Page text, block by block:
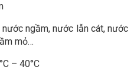
ngầm, nước lẫn cát, nước
mỏ…
– 40°C